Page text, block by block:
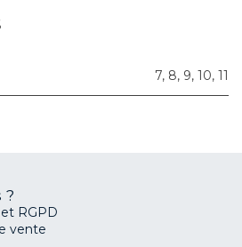
7, 8, 9, 10, 11
?
RGPD
vente